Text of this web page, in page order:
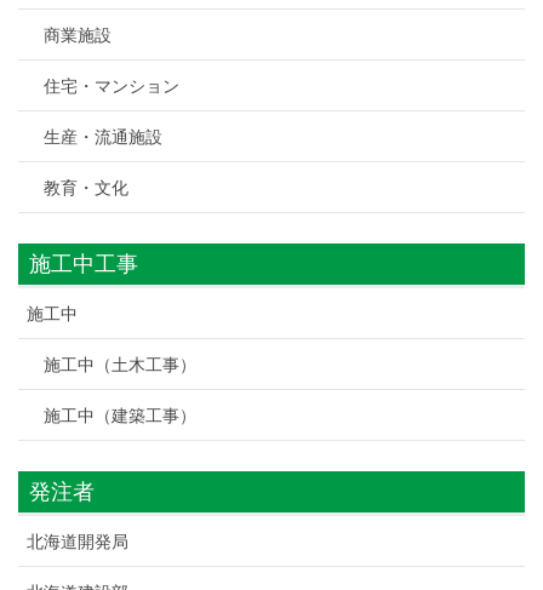
商業施設
住宅・マンション
生産・流通施設
教育・文化
施工中工事
施工中
施工中（土木工事）
施工中（建築工事）
発注者
北海道開発局